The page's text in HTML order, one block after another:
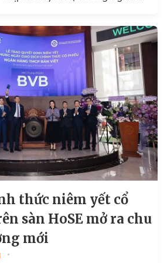
thức niêm yết cổ
sàn HoSE mở ra chu
mới